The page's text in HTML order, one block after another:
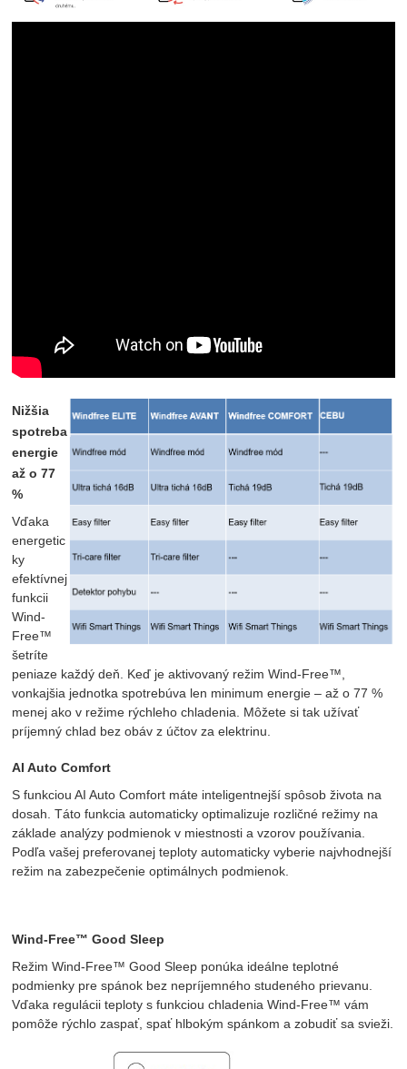
Nižšia
spotreba
energie
až o 77
%
Vďaka
energetic
ky
efektívnej
funkcii
Wind-
Free™
šetríte
peniaze každý deň. Keď je aktivovaný režim Wind-Free™,
vonkajšia jednotka spotrebúva len minimum energie – až o 77 %
menej ako v režime rýchleho chladenia. Môžete si tak užívať
príjemný chlad bez obáv z účtov za elektrinu.
AI Auto Comfort
S funkciou AI Auto Comfort máte inteligentnejší spôsob života na
dosah. Táto funkcia automaticky optimalizuje rozličné režimy na
základe analýzy podmienok v miestnosti a vzorov používania.
Podľa vašej preferovanej teploty automaticky vyberie najvhodnejší
režim na zabezpečenie optimálnych podmienok.
Wind-Free™ Good Sleep
Režim Wind-Free™ Good Sleep ponúka ideálne teplotné
podmienky pre spánok bez nepríjemného studeného prievanu.
Vďaka regulácii teploty s funkciou chladenia Wind-Free™ vám
pomôže rýchlo zaspať, spať hlbokým spánkom a zobudiť sa svieži.